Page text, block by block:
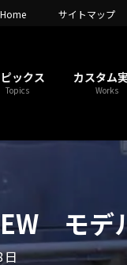
Home サイトマップ
ピックス
Topics
カスタム
Works
モデ
日